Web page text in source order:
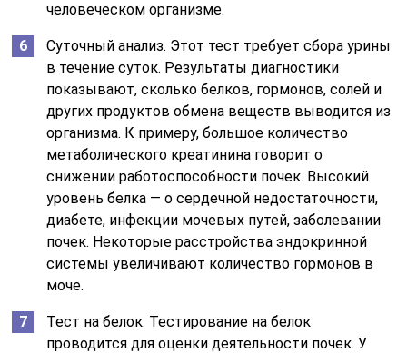
человеческом организме.
Суточный анализ. Этот тест требует сбора урины
в течение суток. Результаты диагностики
показывают, сколько белков, гормонов, солей и
других продуктов обмена веществ выводится из
организма. К примеру, большое количество
метаболического креатинина говорит о
снижении работоспособности почек. Высокий
уровень белка — о сердечной недостаточности,
диабете, инфекции мочевых путей, заболевании
почек. Некоторые расстройства эндокринной
системы увеличивают количество гормонов в
моче.
Тест на белок. Тестирование на белок
проводится для оценки деятельности почек. У